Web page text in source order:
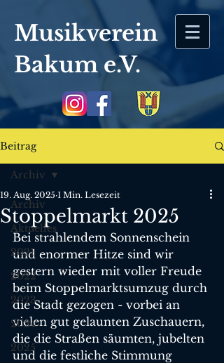
Musikverein
Bakum e.V.
Beitrag
Archiv
Aktuelles
2021
2022
2023
2024
2025
Archiv
Stoppelmarkt 2025
19. Aug. 2025 1 Min. Lesezeit
Bei strahlendem Sonnenschein
und enormer Hitze sind wir
gestern wieder mit voller Freude
beim Stoppelmarktsumzug durch
die Stadt gezogen - vorbei an
vielen gut gelaunten Zuschauern,
die die Straßen säumten, jubelten
und die festliche Stimmung